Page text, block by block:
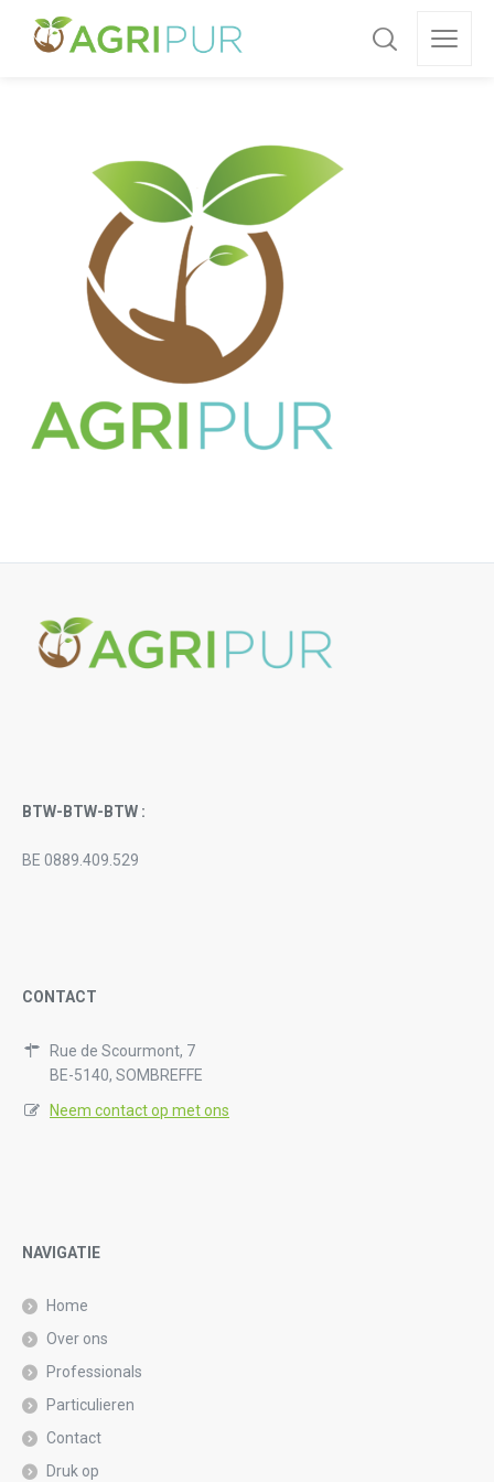
BTW-BTW-BTW :
BE 0889.409.529
CONTACT
Rue de Scourmont, 7
BE-5140, SOMBREFFE
Neem contact op met ons
NAVIGATIE
Home
Over ons
Professionals
Particulieren
Contact
Druk op